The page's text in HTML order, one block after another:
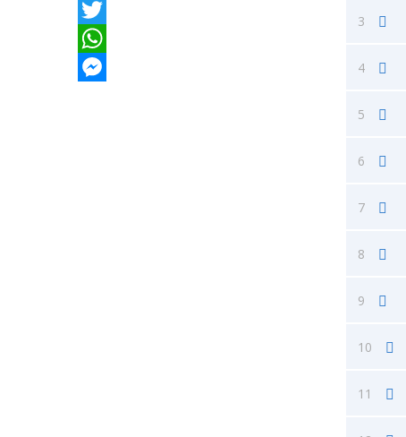
Facebook
Twitter
WhatsApp
3
4
5
6
7
8
9
10
11